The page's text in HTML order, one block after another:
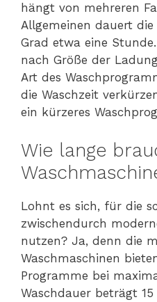
hängt von mehreren
Allgemeinen dauert
Grad etwa eine
nach Größe der
Art des
die Waschzeit
ein kürzeres
Wie lange
Lohnt es sich, für die
zwischendurch
nutzen? Ja, denn die
Waschmaschinen
Programme bei
Waschdauer beträgt